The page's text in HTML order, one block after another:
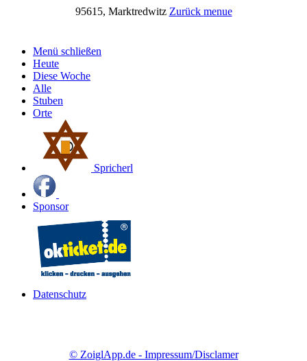
95615, Marktredwitz Zurück menue
Menü schließen
Heute
Diese Woche
Alle
Stuben
Orte
Spricherl
Sponsor
Datenschutz
© ZoiglApp.de - Impressum/Disclamer